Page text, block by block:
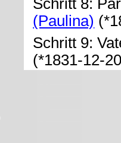
Schritt 8:
(Paulina)
Schritt 9:
(*1831-12-